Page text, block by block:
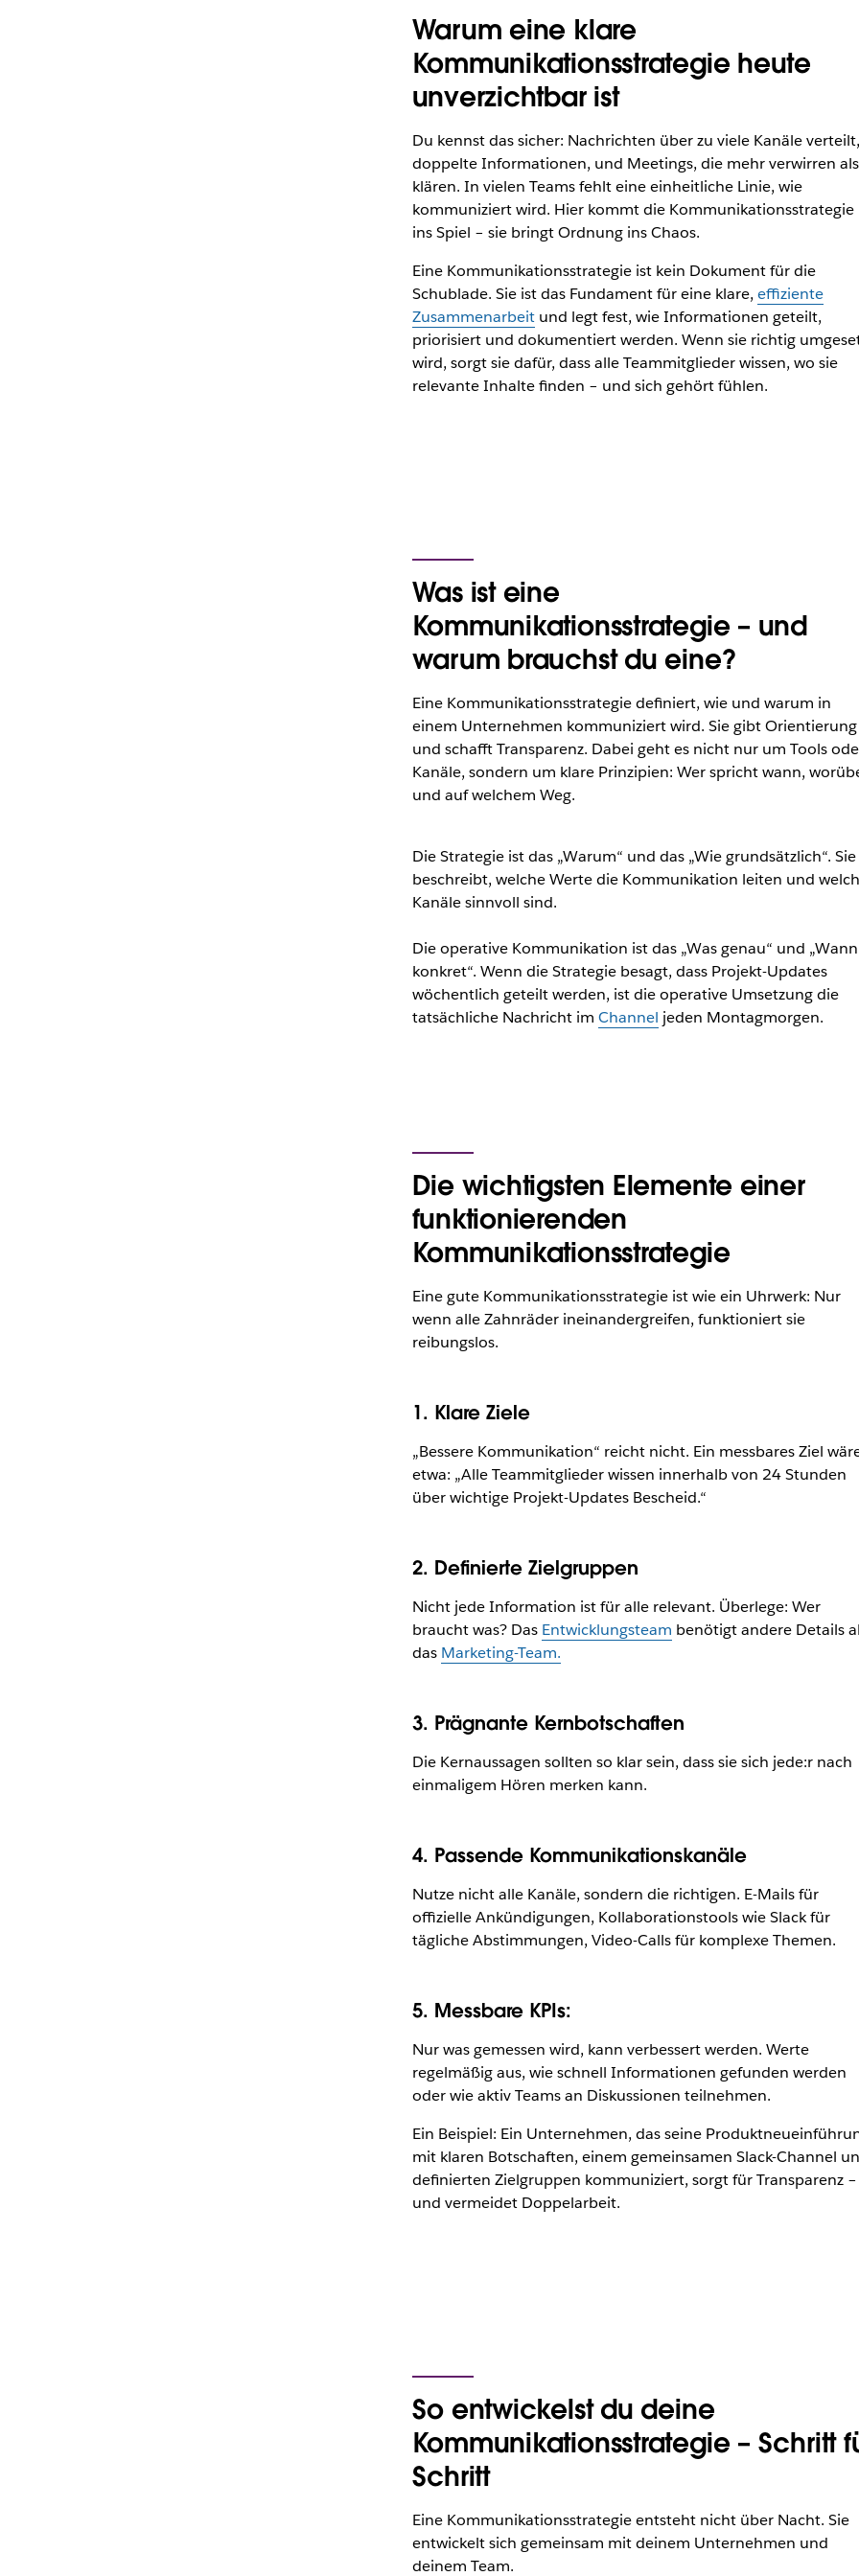
Warum eine klare
Kommunikationsstrategie heute
unverzichtbar ist
Du kennst das sicher: Nachrichten über zu viele Kanäle verteilt,
doppelte Informationen, und Meetings, die mehr verwirren als
klären. In vielen Teams fehlt eine einheitliche Linie, wie
kommuniziert wird. Hier kommt die Kommunikationsstrategie
ins Spiel – sie bringt Ordnung ins Chaos.
Eine Kommunikationsstrategie ist kein Dokument für die
Schublade. Sie ist das Fundament für eine klare, effiziente
Zusammenarbeitund legt fest, wie Informationen geteilt,
priorisiert und dokumentiert werden. Wenn sie richtig
wird, sorgt sie dafür, dass alle Teammitglieder wissen, wo sie
relevante Inhalte finden – und sich gehört fühlen.
Was ist eine
Kommunikationsstrategie – und
warum brauchst du eine?
Eine Kommunikationsstrategie definiert, wie und warum in
einem Unternehmen kommuniziert wird. Sie gibt Orientierung
und schafft Transparenz. Dabei geht es nicht nur um Tools
Kanäle, sondern um klare Prinzipien: Wer spricht wann,
und auf welchem Weg.
Die Strategie ist das „Warum“ und das „Wie grundsätzlich“. Sie
beschreibt, welche Werte die Kommunikation leiten und
Kanäle sinnvoll sind.
Die operative Kommunikation ist das „Was genau“ und „Wann
konkret“. Wenn die Strategie besagt, dass Projekt-Updates
wöchentlich geteilt werden, ist die operative Umsetzung die
tatsächliche Nachricht im Channel jeden Montagmorgen.
Die wichtigsten Elemente einer
funktionierenden
Kommunikationsstrategie
Eine gute Kommunikationsstrategie ist wie ein Uhrwerk: Nur
wenn alle Zahnräder ineinandergreifen, funktioniert sie
reibungslos.
1. Klare Ziele
„Bessere Kommunikation“ reicht nicht. Ein messbares Ziel
etwa: „Alle Teammitglieder wissen innerhalb von 24 Stunden
über wichtige Projekt-Updates Bescheid.“
2. Definierte Zielgruppen
Nicht jede Information ist für alle relevant. Überlege: Wer
braucht was? Das Entwicklungsteam benötigt andere Details
das Marketing-Team.
3. Prägnante Kernbotschaften
Die Kernaussagen sollten so klar sein, dass sie sich jede:r nach
einmaligem Hören merken kann.
4. Passende Kommunikationskanäle
Nutze nicht alle Kanäle, sondern die richtigen. E-Mails für
offizielle Ankündigungen, Kollaborationstools wie Slack für
tägliche Abstimmungen, Video-Calls für komplexe Themen.
5. Messbare KPIs:
Nur was gemessen wird, kann verbessert werden. Werte
regelmäßig aus, wie schnell Informationen gefunden werden
oder wie aktiv Teams an Diskussionen teilnehmen.
Ein Beispiel: Ein Unternehmen, das seine
mit klaren Botschaften, einem gemeinsamen Slack-Channel
definierten Zielgruppen kommuniziert, sorgt für Transparenz –
und vermeidet Doppelarbeit.
So entwickelst du deine
Kommunikationsstrategie – Schritt
Schritt
Eine Kommunikationsstrategie entsteht nicht über Nacht. Sie
entwickelt sich gemeinsam mit deinem Unternehmen und
deinem Team.